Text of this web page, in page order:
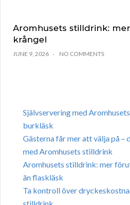
Aromhusets stilldrink:
krångel
JUNE 9, 2026 NO COMMENTS
Självservering med
burkläsk
Gästerna får mer att välja på –
med Aromhusets stilldrink
Aromhusets stilldrink: mer
än flaskläsk
Ta kontroll över